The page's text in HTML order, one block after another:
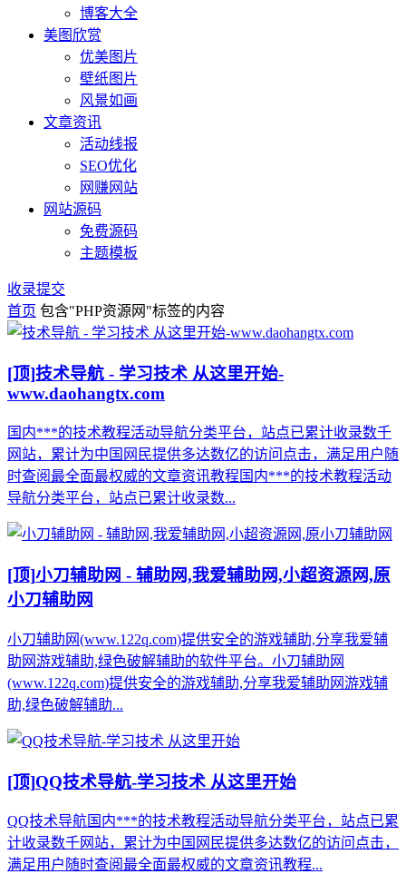
博客大全
美图欣赏
优美图片
壁纸图片
风景如画
文章资讯
活动线报
SEO优化
网赚网站
网站源码
免费源码
主题模板
收录提交
首页 包含"PHP资源网"标签的内容
[顶]技术导航 - 学习技术 从这里开始-
www.daohangtx.com
国内***的技术教程活动导航分类平台，站点已累计收录数千
网站，累计为中国网民提供多达数亿的访问点击，满足用户随
时查阅最全面最权威的文章资讯教程国内***的技术教程活动
导航分类平台，站点已累计收录数...
[顶]小刀辅助网 - 辅助网,我爱辅助网,小超资源网,原
小刀辅助网
小刀辅助网(www.122q.com)提供安全的游戏辅助,分享我爱辅
助网游戏辅助,绿色破解辅助的软件平台。小刀辅助网
(www.122q.com)提供安全的游戏辅助,分享我爱辅助网游戏辅
助,绿色破解辅助...
[顶]QQ技术导航-学习技术 从这里开始
QQ技术导航国内***的技术教程活动导航分类平台，站点已累
计收录数千网站，累计为中国网民提供多达数亿的访问点击，
满足用户随时查阅最全面最权威的文章资讯教程...